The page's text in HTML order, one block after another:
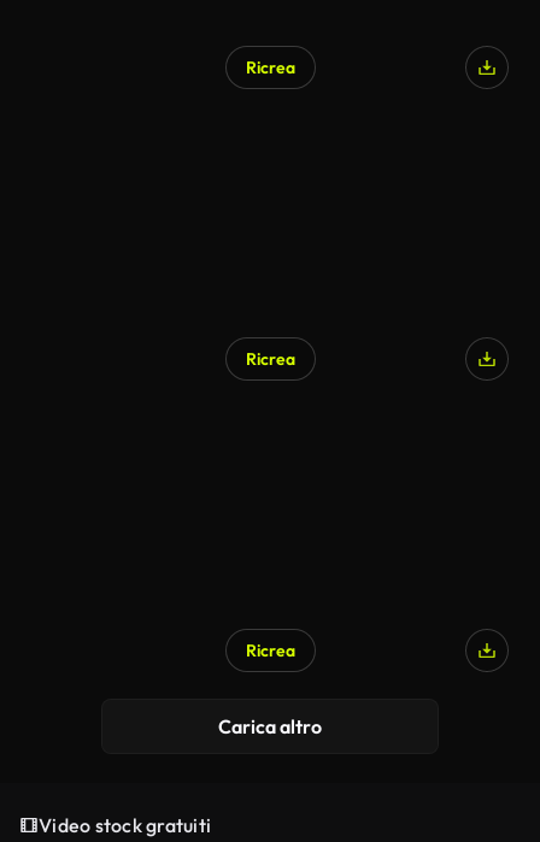
Ricrea
Ricrea
Ricrea
Carica altro
Video stock gratuiti